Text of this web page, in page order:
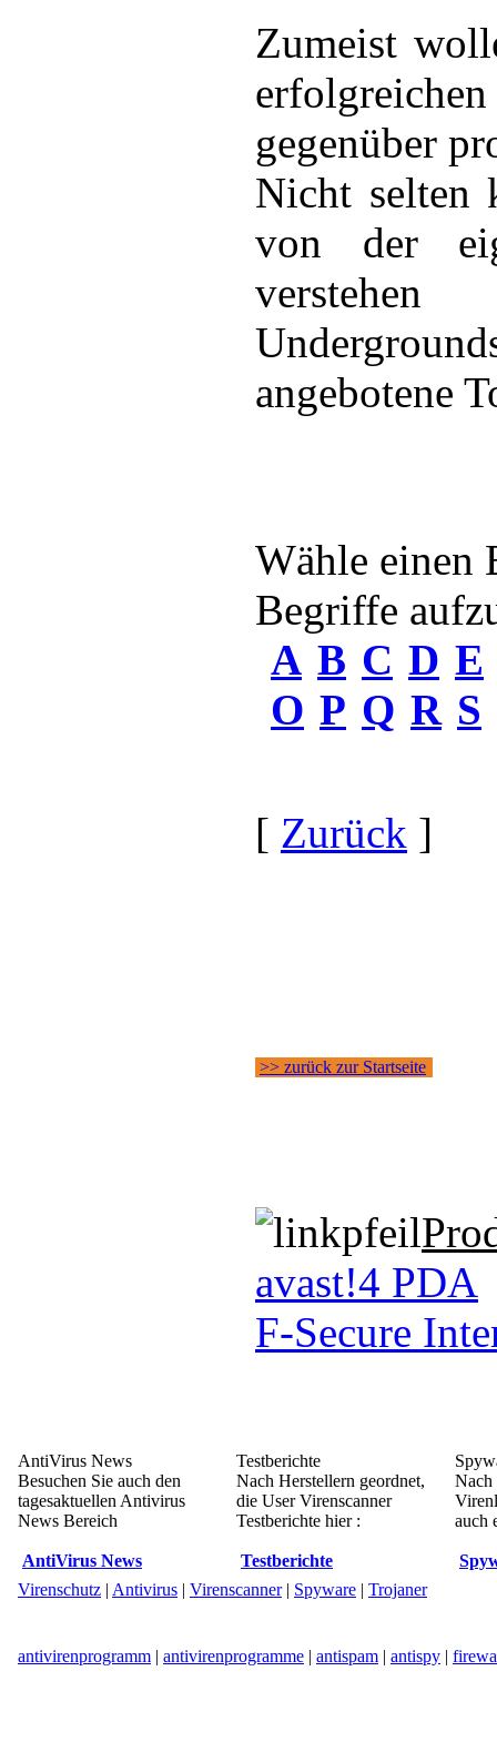
Zumeist
gegenüber
Nicht selten
von der
angebotene
Wähle einen
Begriffe
A B C D E
O P Q R S
[ Zurück ]
>> zurück zur Startseite
avast!4 PDA
F-Secure
AntiVirus News
Besuchen Sie auch den
tagesaktuellen Antivirus
News Bereich
AntiVirus News
Testberichte
Nach Herstellern geordnet,
die User Virenscanner
Testberichte hier :
Testberichte
Nach
auch
Virenschutz | Antivirus | Virenscanner| Spyware | Trojaner
antivirenprogramm | antivirenprogramme | antispam | antispy |